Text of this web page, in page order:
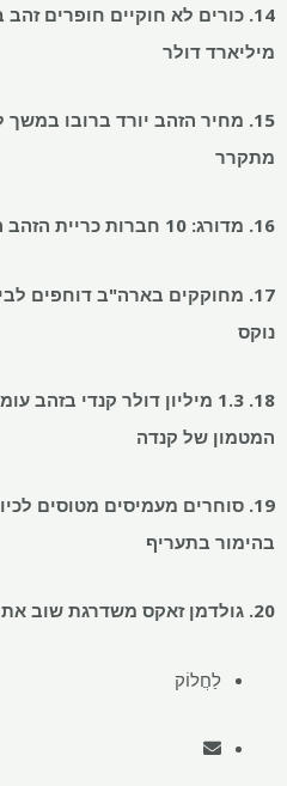
מיליארד דולר
15. מחיר הזהב יורד ברובו
מתקרר
16. מדורג: 10 חברות כריית הזהב המובילות של 2025
17. מחוקקים בארה"ב דוחפים
נוקס
18. 1.3 מיליון דולר קנדי
המטמון של קנדה
19. סוחרים מעמיסים מטוסים
בהימור בתעריף
20. גולדמן זאקס משדרגת שוב את תחזית הזהב ל-3,700 דולר
לַחֲלוֹק